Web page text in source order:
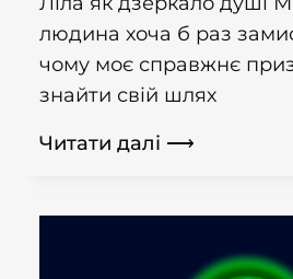
людина хоча б раз
чому моє справжнє
знайти свій шлях
Читати далі ⟶